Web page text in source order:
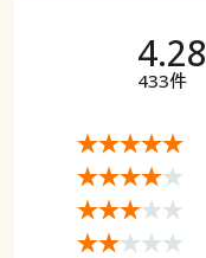
4.28
433件